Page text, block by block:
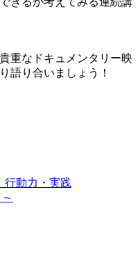
重なドキュメンタリー映
語り合いましょう！